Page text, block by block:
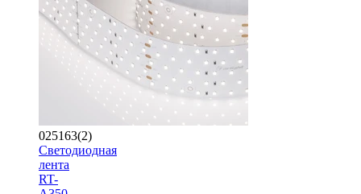
025163(2)
Светодиодная
лента
RT-